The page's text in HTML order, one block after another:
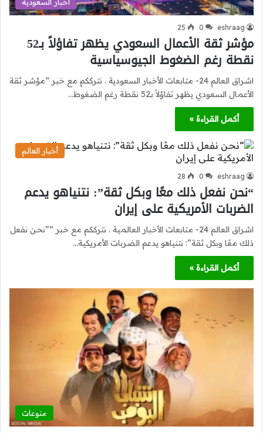
أخبار السعودية
eshraag
0
25
مؤشر ثقة الأعمال السعودي يظهر تفاؤلاً بـ52
نقطة رغم الضغوط الجيوسياسية
اشراق العالم 24- متابعات الأخبار السعودية . نترككم مع خبر “مؤشر ثقة
الأعمال السعودي يظهر تفاؤلاً بـ52 نقطة رغم الضغوط…
أكمل القراءة »
أخبار العالم
eshraag
0
28
“نحن نفعل ذلك معًا وبكل ثقة”: نتنياهو يدعم
الضربات الأمريكية على إيران
اشراق العالم 24- متابعات الأخبار العالمية . نترككم مع خبر “”نحن نفعل
ذلك معًا وبكل ثقة”: نتنياهو يدعم الضربات الأمريكية…
أكمل القراءة »
منوعات